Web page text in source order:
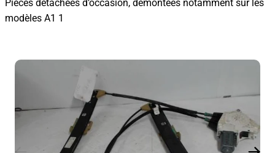
modèles A1 1